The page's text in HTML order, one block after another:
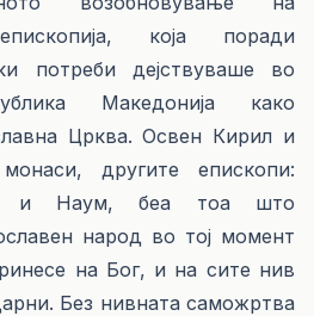
која поради
потреби дејствуваше во
Македонија како
Црква. Освен Кирил и
другите епископи:
и Наум, беа тоа што
народ во тој момент
на Бог, и на сите нив
Без нивната саможртва